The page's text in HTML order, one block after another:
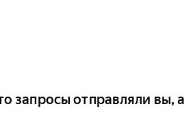
запросы отправляли вы, а